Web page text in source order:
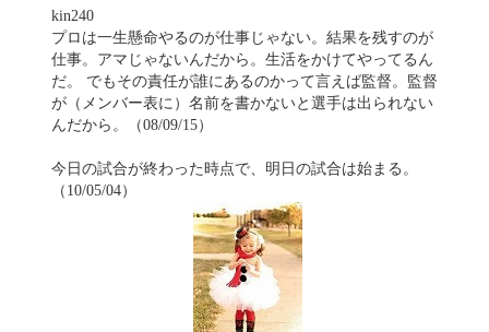
kin240
プロは一生懸命やるのが仕事じゃない。結果を残すのが
仕事。アマじゃないんだから。生活をかけてやってるん
だ。 でもその責任が誰にあるのかって言えば監督。監督
が（メンバー表に）名前を書かないと選手は出られない
んだから。（08/09/15）
今日の試合が終わった時点で、明日の試合は始まる。
（10/05/04）